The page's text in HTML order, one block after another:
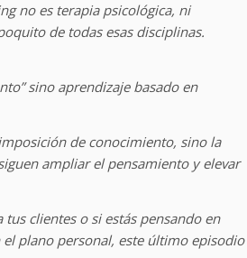
no es terapia psicológica, ni
de todas esas disciplinas.
sino aprendizaje basado en
de conocimiento, sino la
ampliar el pensamiento y elevar
clientes o si estás pensando en
plano personal, este último episodio